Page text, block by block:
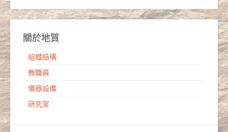
關於地質
組織結構
教職員
儀器設備
研究室